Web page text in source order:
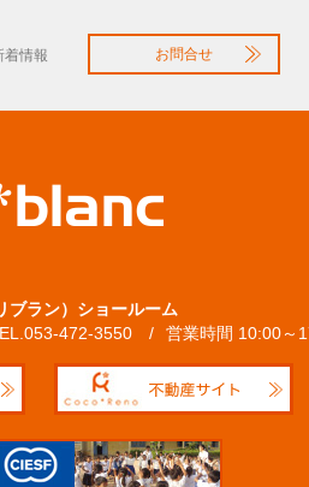
着情報 お問合せ
ブラン）ショールーム
472-3550 営業時間 10:00～